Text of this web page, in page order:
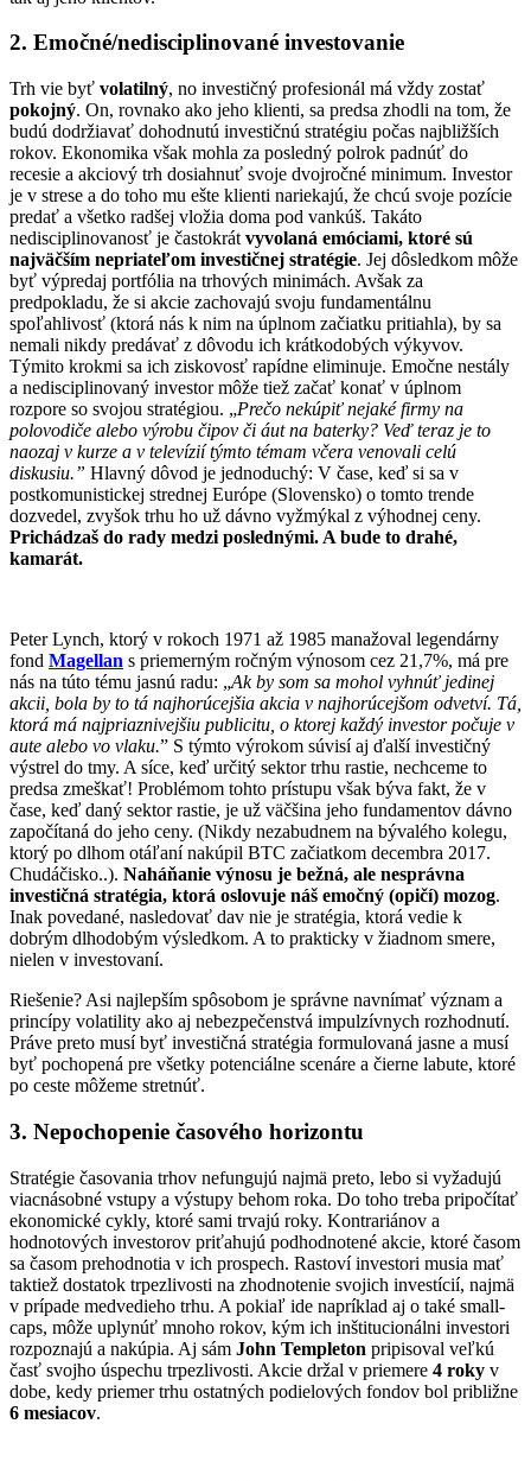
2. Emočné/nedisciplinované investovanie
Trh vie byť volatilný, no investičný profesionál má vždy zostať
pokojný. On, rovnako ako jeho klienti, sa predsa zhodli na tom, že
budú dodržiavať dohodnutú investičnú stratégiu počas najbližších
rokov. Ekonomika však mohla za posledný polrok padnúť do
recesie a akciový trh dosiahnuť svoje dvojročné minimum. Investor
je v strese a do toho mu ešte klienti nariekajú, že chcú svoje pozície
predať a všetko radšej vložia doma pod vankúš. Takáto
nedisciplinovanosť je častokrát vyvolaná emóciami, ktoré sú
najväčším nepriateľom investičnej stratégie. Jej dôsledkom môže
byť výpredaj portfólia na trhových minimách. Avšak za
predpokladu, že si akcie zachovajú svoju fundamentálnu
spoľahlivosť (ktorá nás k nim na úplnom začiatku pritiahla), by sa
nemali nikdy predávať z dôvodu ich krátkodobých výkyvov.
Týmito krokmi sa ich ziskovosť rapídne eliminuje. Emočne nestály
a nedisciplinovaný investor môže tiež začať konať v úplnom
rozpore so svojou stratégiou. „Prečo nekúpiť nejaké firmy na
polovodiče alebo výrobu čipov či áut na baterky? Veď teraz je to
naozaj v kurze a v televízií týmto témam včera venovali celú
diskusiu.” Hlavný dôvod je jednoduchý: V čase, keď si sa v
postkomunistickej strednej Európe (Slovensko) o tomto trende
dozvedel, zvyšok trhu ho už dávno vyžmýkal z výhodnej ceny.
Prichádzaš do rady medzi poslednými. A bude to drahé,
kamarát.
Peter Lynch, ktorý v rokoch 1971 až 1985 manažoval legendárny
fond Magellan s priemerným ročným výnosom cez 21,7%, má pre
nás na túto tému jasnú radu: „Ak by som sa mohol vyhnúť jedinej
akcii, bola by to tá najhorúcejšia akcia v najhorúcejšom odvetví. Tá,
ktorá má najpriaznivejšiu publicitu, o ktorej každý investor počuje v
aute alebo vo vlaku.” S týmto výrokom súvisí aj ďalší investičný
výstrel do tmy. A síce, keď určitý sektor trhu rastie, nechceme to
predsa zmeškať! Problémom tohto prístupu však býva fakt, že v
čase, keď daný sektor rastie, je už väčšina jeho fundamentov dávno
započítaná do jeho ceny. (Nikdy nezabudnem na bývalého kolegu,
ktorý po dlhom otáľaní nakúpil BTC začiatkom decembra 2017.
Chudáčisko..). Naháňanie výnosu je bežná, ale nesprávna
investičná stratégia, ktorá oslovuje náš emočný (opičí) mozog.
Inak povedané, nasledovať dav nie je stratégia, ktorá vedie k
dobrým dlhodobým výsledkom. A to prakticky v žiadnom smere,
nielen v investovaní.
Riešenie? Asi najlepším spôsobom je správne navnímať význam a
princípy volatility ako aj nebezpečenstvá impulzívnych rozhodnutí.
Práve preto musí byť investičná stratégia formulovaná jasne a musí
byť pochopená pre všetky potenciálne scenáre a čierne labute, ktoré
po ceste môžeme stretnúť.
3. Nepochopenie časového horizontu
Stratégie časovania trhov nefungujú najmä preto, lebo si vyžadujú
viacnásobné vstupy a výstupy behom roka. Do toho treba pripočítať
ekonomické cykly, ktoré sami trvajú roky. Kontrariánov a
hodnotových investorov priťahujú podhodnotené akcie, ktoré časom
sa časom prehodnotia v ich prospech. Rastoví investori musia mať
taktiež dostatok trpezlivosti na zhodnotenie svojich investícií, najmä
v prípade medvedieho trhu. A pokiaľ ide napríklad aj o také small-
caps, môže uplynúť mnoho rokov, kým ich inštitucionálni investori
rozpoznajú a nakúpia. Aj sám John Templeton pripisoval veľkú
časť svojho úspechu trpezlivosti. Akcie držal v priemere 4 roky v
dobe, kedy priemer trhu ostatných podielových fondov bol približne
6 mesiacov.